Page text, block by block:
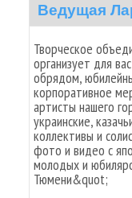
Ведущая
Творческое
организует для
обрядом,
корпоративное
артисты нашего
украинские,
коллективы и
фото и видео с
молодых и
Тюмени&quot;